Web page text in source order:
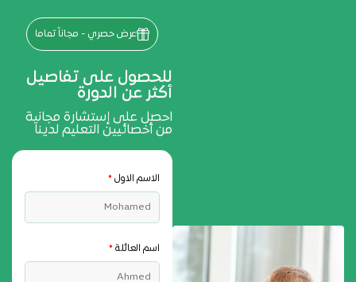
عرض حصري - مجاناً تماما
للحصول على تفاصيل
أكثر عن الدورة
احصل على إستشارة مجانية
من أخصائيين التعليم لدينا
الاسم الاول *
اسم العائلة *